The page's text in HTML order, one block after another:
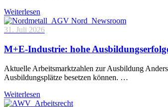
Weiterlesen
31. Juli 2026
M+E-Industrie: hohe
Aktuelle Arbeitsmarktzahlen zur Ausbildung
Ausbildungsplätze besetzen können. …
Weiterlesen